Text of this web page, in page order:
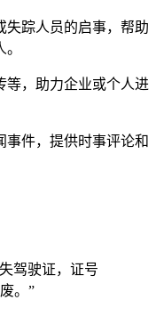
失踪人员的启事，帮助
等，助力企业或个人进
事件，提供时事评论和
驾驶证，证号
。”